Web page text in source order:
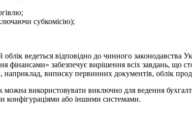
субкомісію);
ведеться відповідно до чинного законодавства
фінансами» забезпечує вирішення всіх завдань, що
наприклад, виписку первинних документів, облік
використовувати виключно для ведення
конфігураціями або іншими системами.